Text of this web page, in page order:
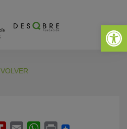
Abrir
VOLVER